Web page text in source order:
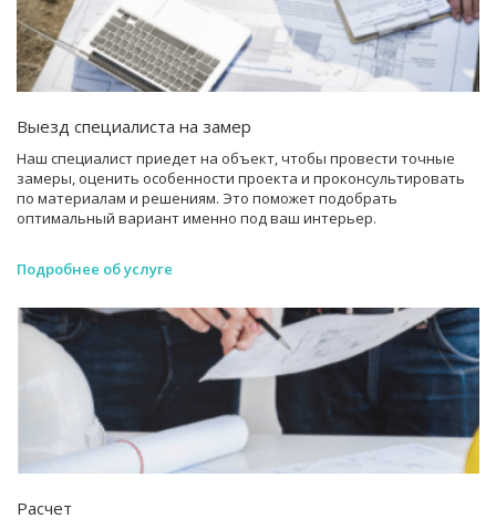
Выезд специалиста на замер
Наш специалист приедет на объект, чтобы провести точные
замеры, оценить особенности проекта и проконсультировать
по материалам и решениям. Это поможет подобрать
оптимальный вариант именно под ваш интерьер.
Подробнее об услуге
Расчет